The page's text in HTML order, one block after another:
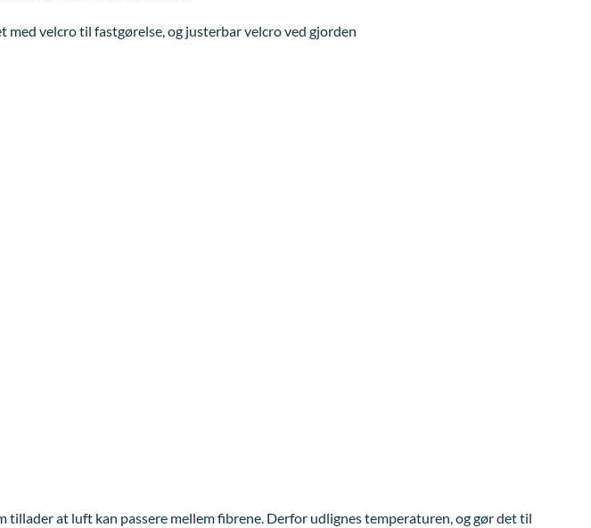
med velcro til fastgørelse, og justerbar velcro ved gjorden
at luft kan passere mellem fibrene. Derfor udlignes temperaturen, og gør det til